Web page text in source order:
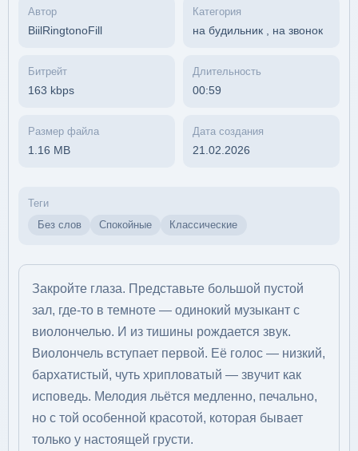
Автор
BiilRingtonoFill
Категория
на будильник, на звонок
Битрейт
163 kbps
Длительность
00:59
Размер файла
1.16 MB
Дата создания
21.02.2026
Теги
Без слов
Спокойные Классические
Закройте глаза. Представьте большой пустой
зал, где-то в темноте — одинокий музыкант с
виолончелью. И из тишины рождается звук.
Виолончель вступает первой. Её голос — низкий,
бархатистый, чуть хрипловатый — звучит как
исповедь. Мелодия льётся медленно, печально,
но с той особенной красотой, которая бывает
только у настоящей грусти.